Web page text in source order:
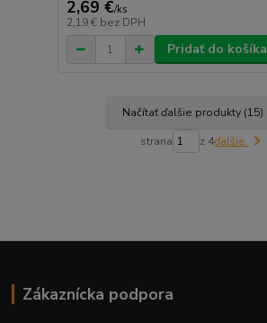
2,69 €/ks
2,19 € bez DPH
Pridať do košíka
Načítať ďalšie produkty (15)
strana z 4ďalšie
Zákaznícka podpora